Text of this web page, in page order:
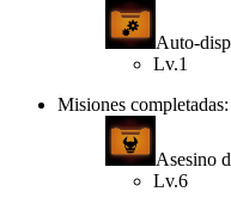
Auto-
Lv.1
Misiones
Asesino
Lv.6